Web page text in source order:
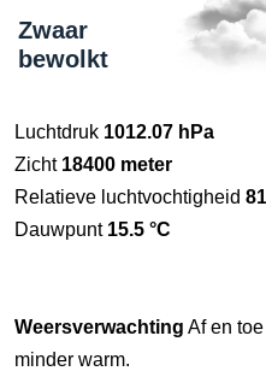
Zwaar
bewolkt
Luchtdruk 1012.07 hPa
Zicht 18400 meter
Relatieve luchtvochtigheid
Dauwpunt 15.5 °C
Weersverwachting Af en
minder warm.